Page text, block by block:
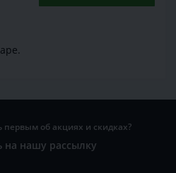
первым об акциях и скидках?
на нашу рассылку